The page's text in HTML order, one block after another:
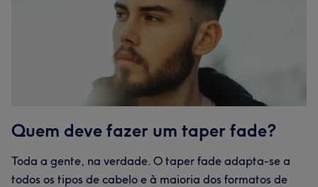
Quem deve fazer um taper fade?
Toda a gente, na verdade. O taper fade adapta-se a
todos os tipos de cabelo e à maioria dos formatos de